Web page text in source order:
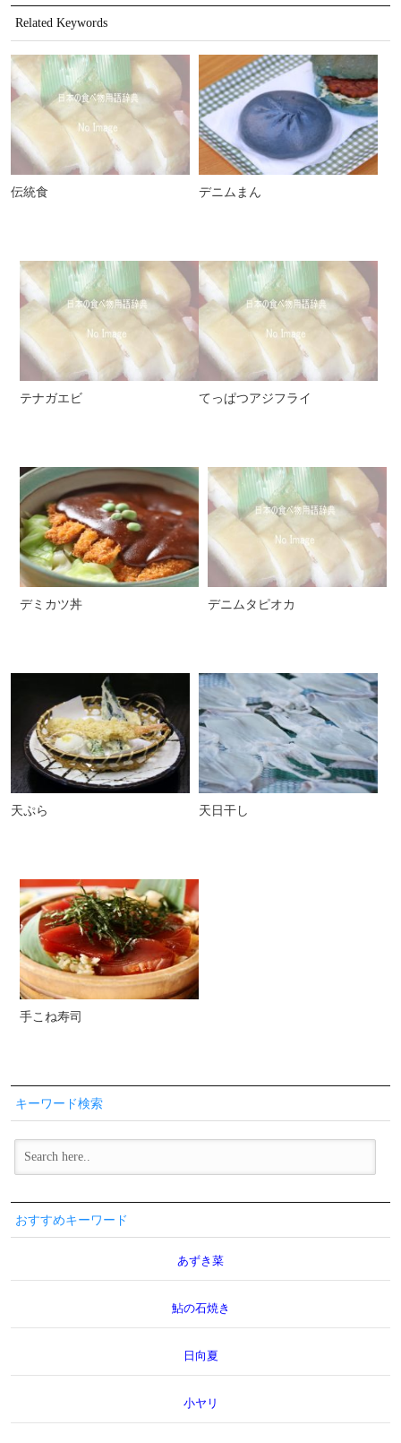
Related Keywords
伝統食 デニムまん
テナガエビ てっぱつアジフライ
デミカツ丼 デニムタピオカ
天ぷら 天日干し
手こね寿司
キーワード検索
おすすめキーワード
あずき菜
鮎の石焼き
日向夏
小ヤリ